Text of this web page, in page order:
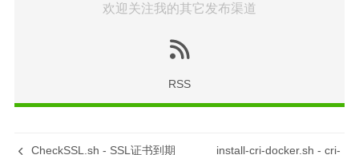
欢迎关注我的其它发布渠道
RSS
CheckSSL.sh - SSL证书到期
install-cri-docker.sh - cri-